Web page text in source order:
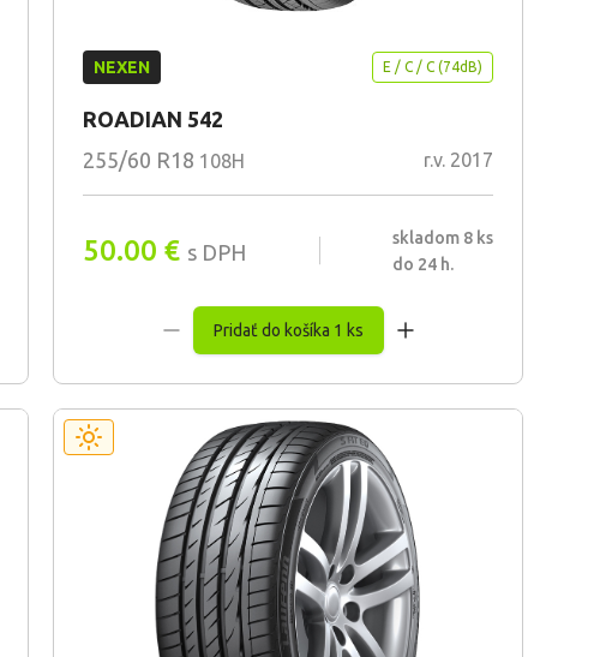
NEXEN E / C / C (74dB)
ROADIAN 542
255/60 R18 108H r.v. 2017
50.00 € s DPH
skladom 8 ks
do 24 h.
Pridať do košíka 1 ks